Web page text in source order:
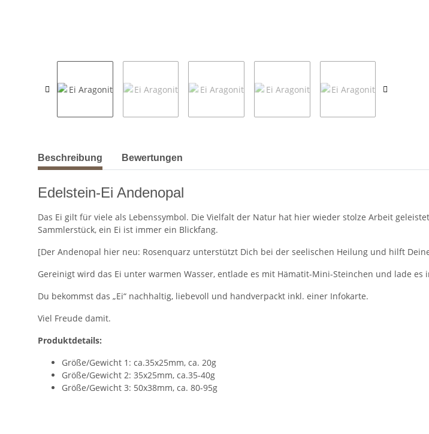
weitere Registerkarten anzeigen
Beschreibung Bewertungen
Edelstein-Ei Andenopal
Das Ei gilt für viele als Lebenssymbol. Die Vielfalt der Natur hat hier wieder stolze Arbeit
Sammlerstück, ein Ei ist immer ein Blickfang.
[Der Andenopal hier neu: Rosenquarz unterstützt Dich bei der seelischen Heilung und hilft
Gereinigt wird das Ei unter warmen Wasser, entlade es mit Hämatit-Mini-Steinchen und lade
Du bekommst das „Ei“ nachhaltig, liebevoll und handverpackt inkl. einer Infokarte.
Viel Freude damit.
Produktdetails:
Größe/Gewicht 1: ca.35x25mm, ca. 20g
Größe/Gewicht 2: 35x25mm, ca.35-40g
Größe/Gewicht 3: 50x38mm, ca. 80-95g